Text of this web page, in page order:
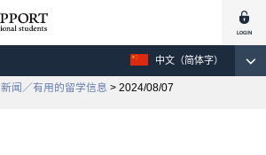
中文（简体字）
新闻／有用的留学信息 > 2024/08/07